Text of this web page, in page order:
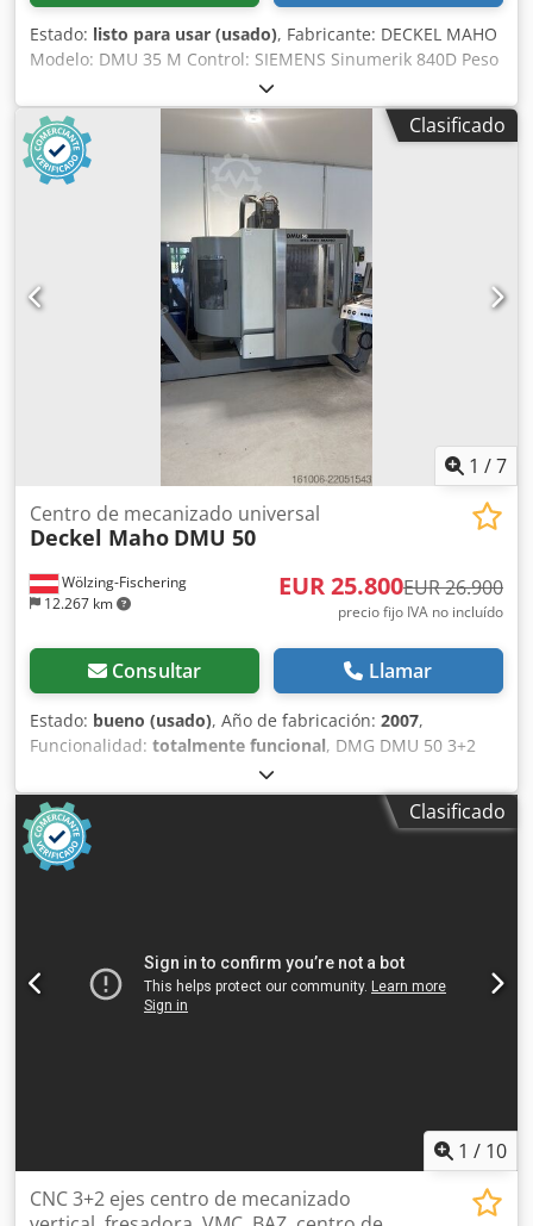
Estado: listo para usar (usado), Fabricante: DECKEL MAHO
Modelo: DMU 35 M Control: SIEMENS Sinumerik 840D Peso
aproximado de la máquina: 1,8 t Portaherramientas: SK 40
Recorrido en el eje X: 350 mm Recorrido en el eje Y: 240
mm Recorrido en el eje Z: 340 mm Rango de velocidad: 20
– 6300 min⁻¹ Carga máxima de la mesa: 100 kg Espacio
requerido (aproximadamente): 2,0 × 1,6 × 2,1 m Tamaño de
la mesa: 400 x 280 mm Dsdpozru Nhefx Akhjwa
Clasificado
1 /7
Wölzing-Fischering
12.267 km
Centro de mecanizado universal
Deckel Maho DMU 50
EUR 25.800EUR 26.900
precio fijo IVA no incluído
Consultar Llamar
Estado: bueno (usado), Año de fabricación: 2007,
Funcionalidad: totalmente funcional, DMG DMU 50 3+2
ejes HUSILLO revisado, fecha: 01/2026 Control: Heidenhain
iTNC 530 Horas de funcionamiento: 11.275 h, programa
Recorrido en el eje X: 500 mm Recorrido en el eje Y: 450
mm Recorrido en el eje Z: 400 mm Control: iTNC 530
Heidenhain Rango de velocidad: husillo principal, 20-
Número de posiciones para herramientas: 30 Peso máximo
de la herramienta: 6 kg Avance rápido: 24 m/min Fuerza de
avance: 4,5 kN Velocidad de avance: 1-24.000 mm/min
Clasificado
1 / 10
CNC 3+2 ejes centro de mecanizado